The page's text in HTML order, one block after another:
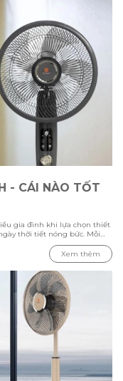
- CÁI NÀO TỐT
gia đình khi lựa chọn thiết
thời tiết nóng bức. Mỗi
thuộc vào nhiệt độ môi
người. Trong bài viết này
bằng quạt và máy lạnh,
tham khảo cách sử dụng
tiết kiệm điện.
Xem thêm